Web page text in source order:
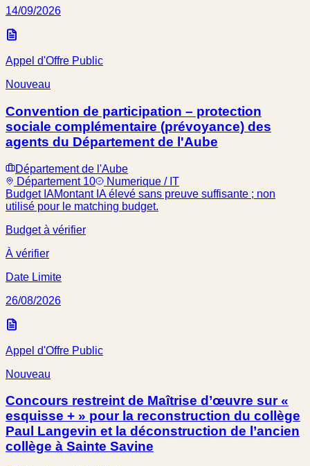
14/09/2026
Appel d'Offre Public
Nouveau
Convention de participation – protection
sociale complémentaire (prévoyance) des
agents du Département de l'Aube
Département de l'Aube
Département 10
Numerique / IT
Budget IAMontant IA élevé sans preuve suffisante ; non
utilisé pour le matching budget.
Budget à vérifier
À vérifier
Date Limite
26/08/2026
Appel d'Offre Public
Nouveau
Concours restreint de Maîtrise d’œuvre sur «
esquisse + » pour la reconstruction du collège
Paul Langevin et la déconstruction de l’ancien
collège à Sainte Savine